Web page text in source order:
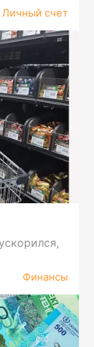
Личный счет
Финансы